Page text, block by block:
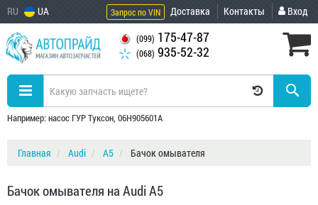
RU UA Запрос по VIN Доставка Контакты Вход
(099) 175-47-87
(068) 935-52-32
Например: насос ГУР Туксон, 06H905601A
Главная Audi A5 Бачок омывателя
Бачок омывателя на Audi A5